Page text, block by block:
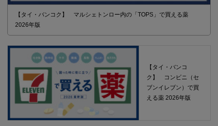
【タイ・バンコク】 マルシェトンロー内の「TOPS」で買える薬
2026年版
【タイ・バンコ
ク】 コンビニ（セ
ブンイレブン）で買
える薬 2026年版